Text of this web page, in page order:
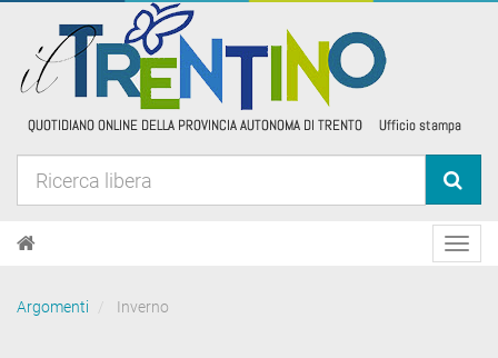
Argomenti Inverno